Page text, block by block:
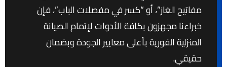
مفاتيح الغاز”، أو “كسر في مفصلات الباب”، فإن
خبراءنا مجهزون بكافة الأدوات لإتمام الصيانة
المنزلية الفورية بأعلى معايير الجودة وبضمان
حقيقي.